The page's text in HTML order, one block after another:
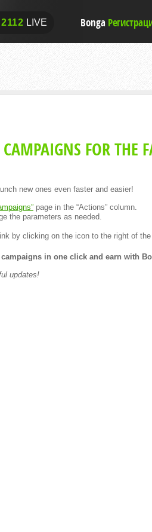
2112 LIVE
2112 LIVE Bonga
FOR THE
new ones even faster and easier!
page in the “Actions” column.
the parameters as needed.
by clicking on the icon to the right of the
in one click and earn with
updates!